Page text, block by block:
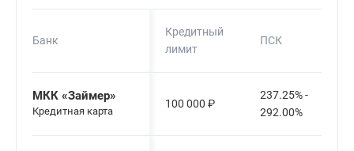
Банк
Кредитный
лимит
ПСК
МКК «Займер»
Кредитная карта
100 000 ₽
237.25% -
292.00%